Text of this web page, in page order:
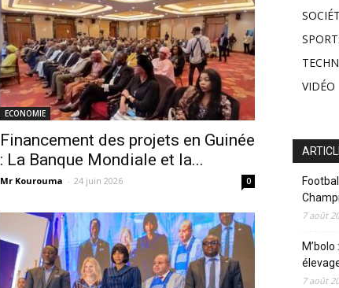
ECONOMIE
Financement des projets en Guinée
: La Banque Mondiale et la...
Mr Kourouma - 24 juin 2026 0
VIDÉO
7 août
7 août